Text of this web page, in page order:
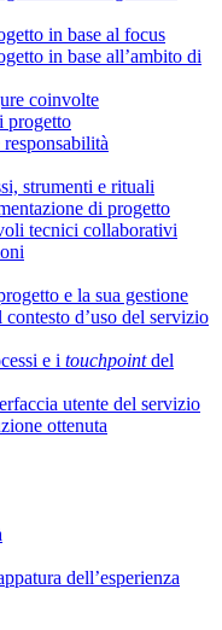
in base al focus
in base all’ambito di
coinvolte
progetto
strumenti e rituali
di progetto
tecnici collaborativi
e la sua gestione
d’uso del servizio
e i touchpointdel
utente del servizio
ottenuta
dell’esperienza